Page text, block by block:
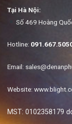
Tại Hà Nội:
Số 469 Hoàng
Hotline:
Email:
Website:
MST: 0102358179